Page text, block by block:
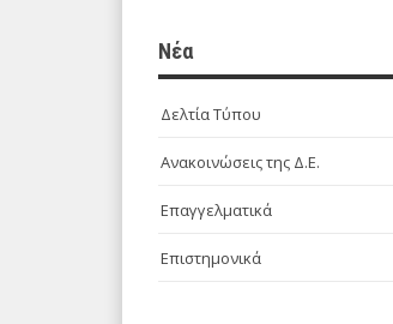
Νέα
Δελτία Τύπου
Ανακοινώσεις της Δ.Ε.
Επαγγελματικά
Επιστημονικά